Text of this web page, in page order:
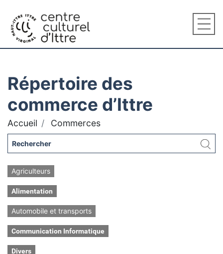
Répertoire des
commerce d’Ittre
Accueil Commerces
Agriculteurs
Alimentation
Automobile et transports
Communication Informatique
Divers